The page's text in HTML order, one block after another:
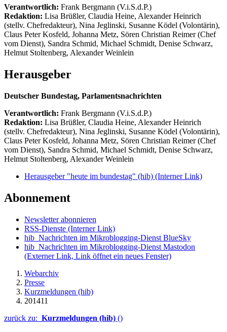
Verantwortlich: Frank Bergmann (V.i.S.d.P.)
Redaktion: Lisa Brüßler, Claudia Heine, Alexander Heinrich
(stellv. Chefredakteur), Nina Jeglinski, Susanne Ködel (Volontärin),
Claus Peter Kosfeld, Johanna Metz, Sören Christian Reimer (Chef
vom Dienst), Sandra Schmid, Michael Schmidt, Denise Schwarz,
Helmut Stoltenberg, Alexander Weinlein
Herausgeber
Deutscher Bundestag, Parlamentsnachrichten
Verantwortlich: Frank Bergmann (V.i.S.d.P.)
Redaktion: Lisa Brüßler, Claudia Heine, Alexander Heinrich
(stellv. Chefredakteur), Nina Jeglinski, Susanne Ködel (Volontärin),
Claus Peter Kosfeld, Johanna Metz, Sören Christian Reimer (Chef
vom Dienst), Sandra Schmid, Michael Schmidt, Denise Schwarz,
Helmut Stoltenberg, Alexander Weinlein
Herausgeber "heute im bundestag" (hib) (Interner Link)
Abonnement
Newsletter abonnieren
RSS-Dienste (Interner Link)
hib_Nachrichten im Mikroblogging-Dienst BlueSky
hib_Nachrichten im Mikroblogging-Dienst Mastodon
(Externer Link, Link öffnet ein neues Fenster)
Webarchiv
Presse
Kurzmeldungen (hib)
201411
zurück zu: Kurzmeldungen (hib) ()